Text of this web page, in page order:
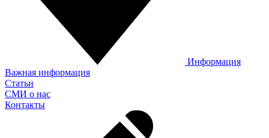
Информация
Важная информация
Статьи
СМИ о нас
Контакты